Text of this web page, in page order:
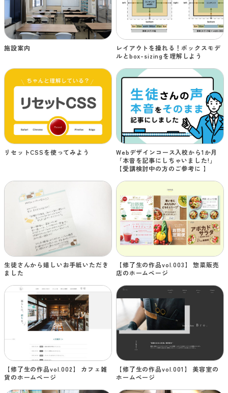
施設案内
レイアウトを操れる！ボックスモデ
ルとbox-sizingを理解しよう
リセットCSSを使ってみよう
Webデザインコース入校から1か月
「本音を記事にしちゃいました!」
【受講検討中の方のご参考に 】
生徒さんから嬉しいお手紙いただき
ました
【修了生の作品vol.003】 惣菜販売
店のホームページ
【修了生の作品vol.002】 カフェ雑
貨のホームページ
【修了生の作品vol.001】 美容室の
ホームページ